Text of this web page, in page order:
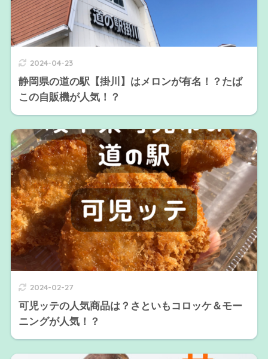
2024-04-23
静岡県の道の駅【掛川】はメロンが有名！？たば
この自販機が人気！？
2024-02-27
可児ッテの人気商品は？さといもコロッケ＆モー
ニングが人気！？